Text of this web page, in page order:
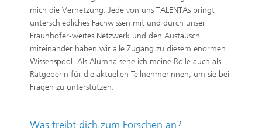
mich die Vernetzung. Jede von uns TALENTAs bringt
unterschiedliches Fachwissen mit und durch unser
Fraunhofer-weites Netzwerk und den Austausch
miteinander haben wir alle Zugang zu diesem enormen
Wissenspool. Als Alumna sehe ich meine Rolle auch als
Ratgeberin für die aktuellen Teilnehmerinnen, um sie bei
Fragen zu unterstützen.
Was treibt dich zum Forschen an?